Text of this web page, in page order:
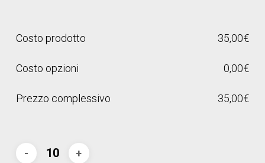
Costo prodotto 35,00€
Costo opzioni 0,00€
Prezzo complessivo 35,00€